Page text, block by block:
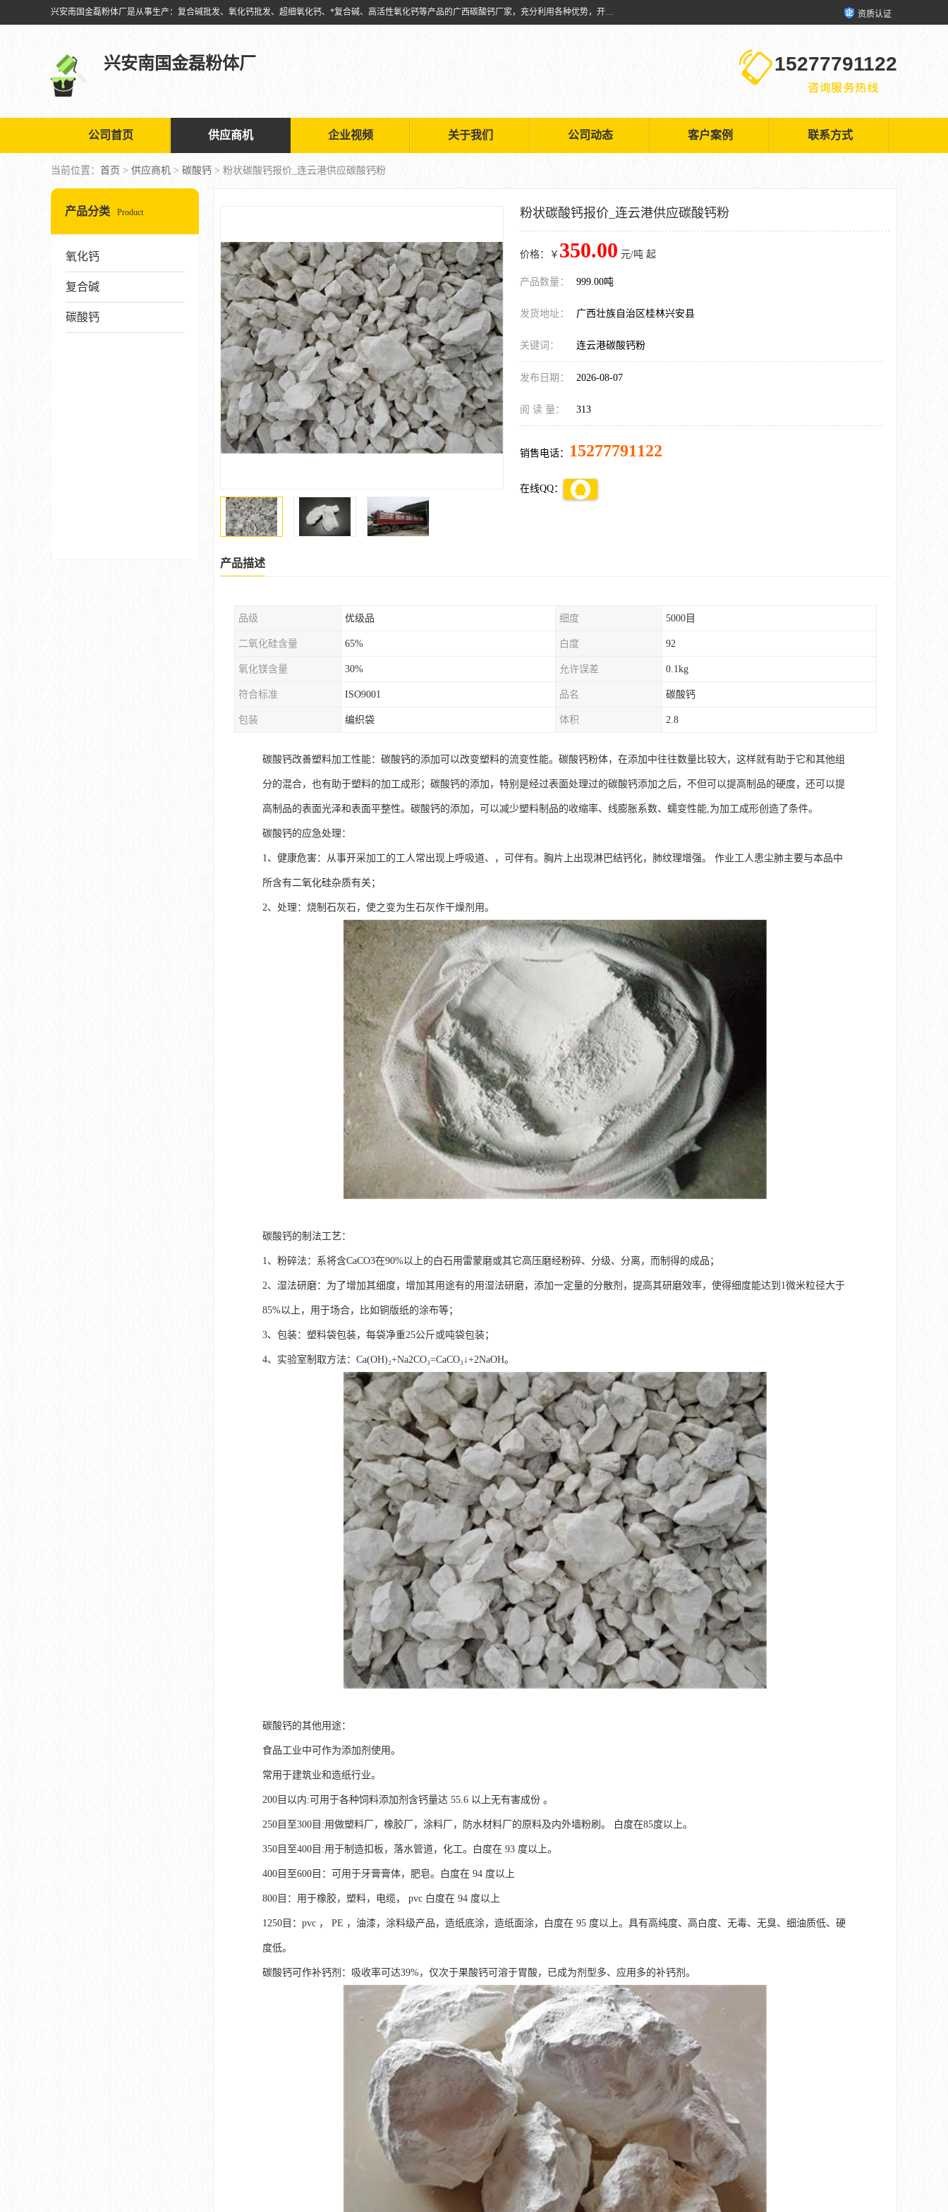
兴安南国金磊粉体厂是从事生产：复合碱批发、氧化钙批发、超细氧化钙、*复合碱、高活性氧化钙等产品的广西碳酸钙厂家，充分利用各种优势，开拓创新，逐步建立了现代企业管理体系，科学.规范的生产体系，严谨的产品质量控制体系，完备的产品质量检验体系。 资质认证
兴安南国金磊粉体厂 15277791122
公司首页 供应商机 企业视频 关于我们 公司动态 客户案例 联系方式
当前位置： 首页 > 供应商机 > 碳酸钙 > 粉状碳酸钙报价_连云港供应碳酸钙粉
产品分类 Product
氧化钙
复合碱
碳酸钙
粉状碳酸钙报价_连云港供应碳酸钙粉
价格：￥ 350.00 元/吨 起
产品数量： 999.00吨
发货地址： 广西壮族自治区桂林兴安县
关键词： 连云港碳酸钙粉
发布日期： 2026-08-07
阅 读 量： 313
销售电话： 15277791122
在线QQ：
产品描述
品级 优级品 细度 5000目
二氧化硅含量 65% 白度 92
氧化镁含量 30% 允许误差 0.1kg
符合标准 ISO9001 品名 碳酸钙
包装 编织袋 体积 2.8
碳酸钙改善塑料加工性能：碳酸钙的添加可以改变塑料的流变性能。碳酸钙粉体，在添加中往往数量比较大，这样就有助于它和其他组
分的混合，也有助于塑料的加工成形；碳酸钙的添加，特别是经过表面处理过的碳酸钙添加之后，不但可以提高制品的硬度，还可以提
高制品的表面光泽和表面平整性。碳酸钙的添加，可以减少塑料制品的收缩率、线膨胀系数、蠕变性能,为加工成形创造了条件。
碳酸钙的应急处理：
1、健康危害：从事开采加工的工人常出现上呼吸道、，可伴有。胸片上出现淋巴结钙化，肺纹理增强。 作业工人患尘肺主要与本品中
所含有二氧化硅杂质有关；
2、处理：烧制石灰石，使之变为生石灰作干燥剂用。
碳酸钙的制法工艺：
1、粉碎法：系将含CaCO3在90%以上的白石用雷蒙磨或其它高压磨经粉碎、分级、分离，而制得的成品；
2、湿法研磨：为了增加其细度，增加其用途有的用湿法研磨，添加一定量的分散剂，提高其研磨效率，使得细度能达到1微米粒径大于
85%以上，用于场合，比如铜版纸的涂布等；
3、包装：塑料袋包装，每袋净重25公斤或吨袋包装；
4、实验室制取方法：Ca(OH)₂+Na2CO₃=CaCO₃↓+2NaOH。
碳酸钙的其他用途：
食品工业中可作为添加剂使用。
常用于建筑业和造纸行业。
200目以内:可用于各种饲料添加剂含钙量达 55.6 以上无有害成份 。
250目至300目:用做塑料厂，橡胶厂，涂料厂，防水材料厂的原料及内外墙粉刷。 白度在85度以上。
350目至400目:用于制造扣板，落水管道，化工。白度在 93 度以上。
400目至600目：可用于牙膏膏体，肥皂。白度在 94 度以上
800目：用于橡胶，塑料，电缆， pvc 白度在 94 度以上
1250目：pvc ， PE ，油漆，涂料级产品，造纸底涂，造纸面涂，白度在 95 度以上。具有高纯度、高白度、无毒、无臭、细油质低、硬
度低。
碳酸钙可作补钙剂：吸收率可达39%，仅次于果酸钙可溶于胃酸，已成为剂型多、应用多的补钙剂。